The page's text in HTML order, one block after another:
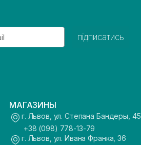
підписатись
МАГАЗИНЫ
г. Львов, ул. Степана Бандеры, 45
+38 (098) 778-13-79
г. Львов, ул. Ивана Франка, 36